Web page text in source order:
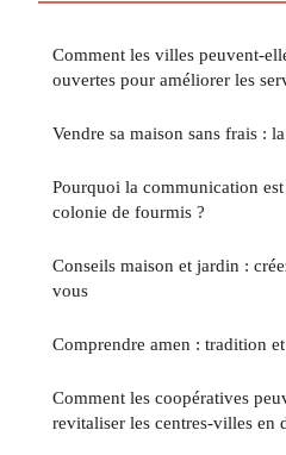
Comment les villes peuvent-
ouvertes pour améliorer les
Vendre sa maison sans frais :
Pourquoi la communication
colonie de fourmis ?
Conseils maison et jardin :
vous
Comprendre amen : tradition
Comment les coopératives
revitaliser les centres-villes en